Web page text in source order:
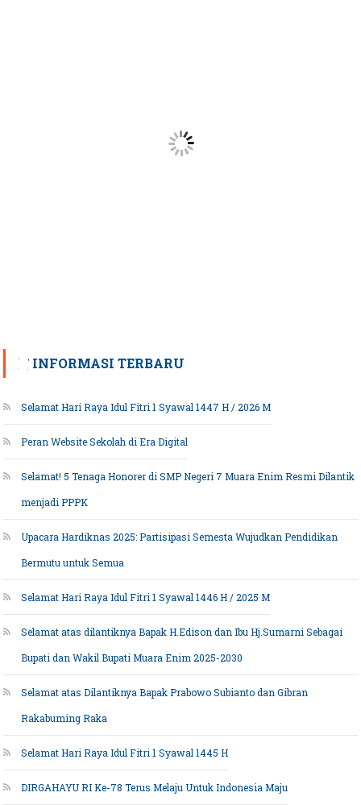
INFORMASI TERBARU
Selamat Hari Raya Idul Fitri 1 Syawal 1447 H / 2026 M
Peran Website Sekolah di Era Digital
Selamat! 5 Tenaga Honorer di SMP Negeri 7 Muara Enim Resmi Dilantik
menjadi PPPK
Upacara Hardiknas 2025: Partisipasi Semesta Wujudkan Pendidikan
Bermutu untuk Semua
Selamat Hari Raya Idul Fitri 1 Syawal 1446 H / 2025 M
Selamat atas dilantiknya Bapak H.Edison dan Ibu Hj.Sumarni Sebagai
Bupati dan Wakil Bupati Muara Enim 2025-2030
Selamat atas Dilantiknya Bapak Prabowo Subianto dan Gibran
Rakabuming Raka
Selamat Hari Raya Idul Fitri 1 Syawal 1445 H
DIRGAHAYU RI Ke-78 Terus Melaju Untuk Indonesia Maju